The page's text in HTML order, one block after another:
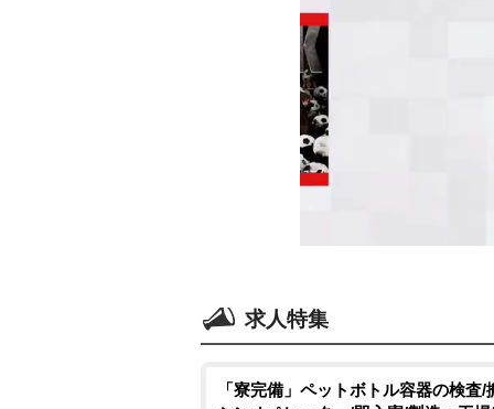
求人特集
「寮完備」ペットボトル容器の検査/